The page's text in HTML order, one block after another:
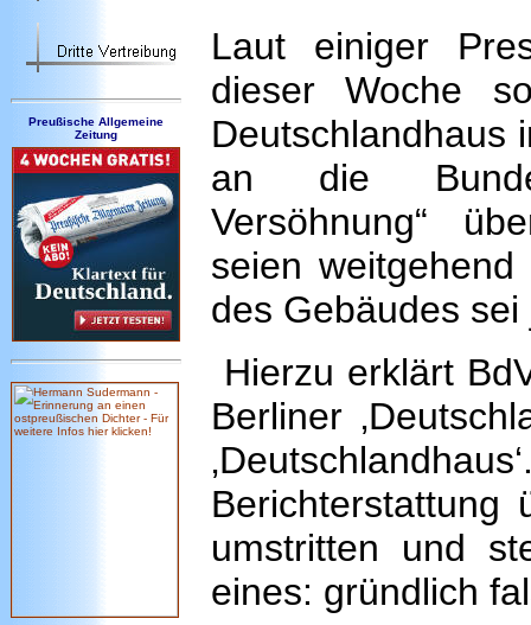
Preußische Allgemeine
Zeitung
Laut einiger
dieser Woche
Deutschlandhaus
an die
Versöhnung“
seien
des Gebäudes
Hierzu erklärt
Berliner
umstritten und
eines: gründlich